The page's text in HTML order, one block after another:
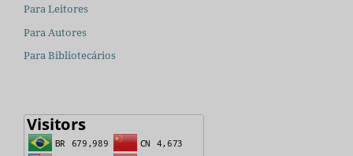
Para Leitores
Para Autores
Para Bibliotecários